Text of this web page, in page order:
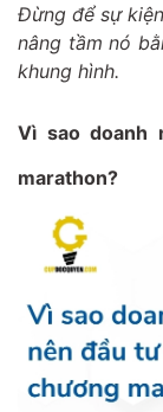
Đừng để sự
nâng tầm nó
khung hình.
Vì sao doanh
marathon?